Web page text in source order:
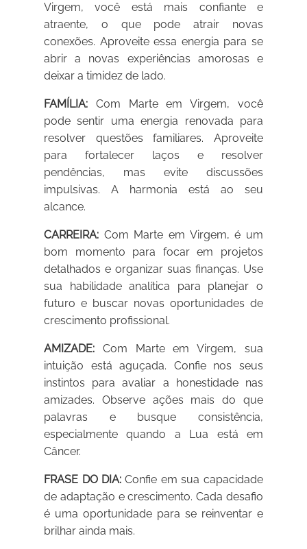
Virgem, você está mais confiante e
atraente, o que pode atrair novas
conexões. Aproveite essa energia para se
abrir a novas experiências amorosas e
deixar a timidez de lado.
FAMÍLIA: Com Marte em Virgem, você
pode sentir uma energia renovada para
resolver questões familiares. Aproveite
para fortalecer laços e resolver
pendências, mas evite discussões
impulsivas. A harmonia está ao seu
alcance.
CARREIRA: Com Marte em Virgem, é um
bom momento para focar em projetos
detalhados e organizar suas finanças. Use
sua habilidade analítica para planejar o
futuro e buscar novas oportunidades de
crescimento profissional.
AMIZADE: Com Marte em Virgem, sua
intuição está aguçada. Confie nos seus
instintos para avaliar a honestidade nas
amizades. Observe ações mais do que
palavras e busque consistência,
especialmente quando a Lua está em
Câncer.
FRASE DO DIA: Confie em sua capacidade
de adaptação e crescimento. Cada desafio
é uma oportunidade para se reinventar e
brilhar ainda mais.